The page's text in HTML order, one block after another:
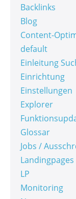
Backlinks
Blog
Content-
default
Einleitung
Einrichtung
Einstellungen
Explorer
Glossar
Jobs /
Landingpages
LP
Monitoring